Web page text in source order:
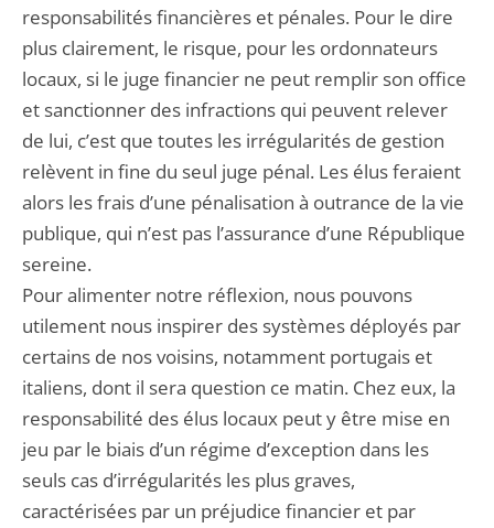
responsabilités financières et pénales. Pour le dire
plus clairement, le risque, pour les ordonnateurs
locaux, si le juge financier ne peut remplir son office
et sanctionner des infractions qui peuvent relever
de lui, c’est que toutes les irrégularités de gestion
relèvent in fine du seul juge pénal. Les élus feraient
alors les frais d’une pénalisation à outrance de la vie
publique, qui n’est pas l’assurance d’une République
sereine.
Pour alimenter notre réflexion, nous pouvons
utilement nous inspirer des systèmes déployés par
certains de nos voisins, notamment portugais et
italiens, dont il sera question ce matin. Chez eux, la
responsabilité des élus locaux peut y être mise en
jeu par le biais d’un régime d’exception dans les
seuls cas d’irrégularités les plus graves,
caractérisées par un préjudice financier et par